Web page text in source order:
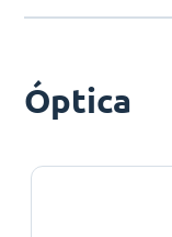
Óptica